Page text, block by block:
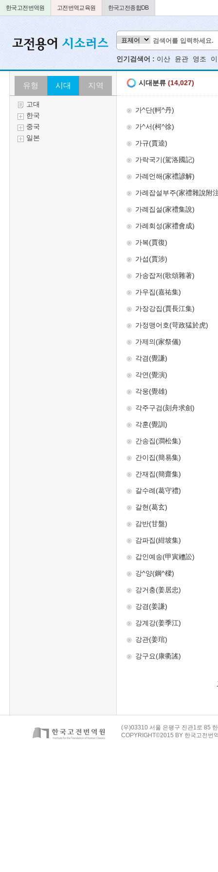
한국고전번역원 고전번역교육원 한국고전종합DB
인기검색어 : 이산 윤관 영조
유형 시대 지역
고대
한국
중국
일본
(우)03310 서울 은평구 진관1로 85
COPYRIGHT©2015 BY 한국고전번